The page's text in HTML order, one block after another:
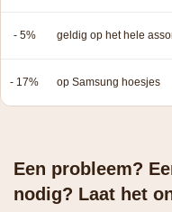
- 5% geldig op het hele
- 17% op Samsung hoesjes
Een probleem?
nodig? Laat het